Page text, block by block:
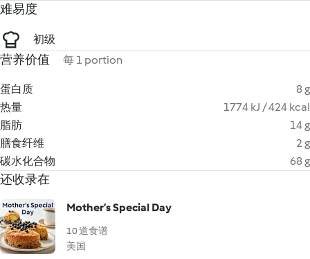
难易度
初级
营养价值 每 1 portion
蛋白质
8 g
热量
1774 kJ / 424 kcal
脂肪
14 g
膳食纤维
2 g
碳水化合物
68 g
还收录在
Mother’s Special Day
10 道食谱
美国